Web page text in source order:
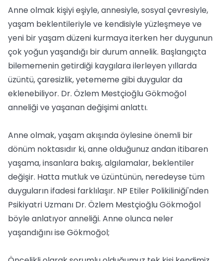
Anne olmak kişiyi eşiyle, annesiyle, sosyal çevresiyle,
yaşam beklentileriyle ve kendisiyle yüzleşmeye ve
yeni bir yaşam düzeni kurmaya iterken her duygunun
çok yoğun yaşandığı bir durum annelik. Başlangıçta
bilememenin getirdiği kaygılara ilerleyen yıllarda
üzüntü, çaresizlik, yetememe gibi duygular da
eklenebiliyor. Dr. Özlem Mestçioğlu Gökmoğol
anneliği ve yaşanan değişimi anlattı.
Anne olmak, yaşam akışında öylesine önemli bir
dönüm noktasıdır ki, anne olduğunuz andan itibaren
yaşama, insanlara bakış, algılamalar, beklentiler
değişir. Hatta mutluk ve üzüntünün, neredeyse tüm
duyguların ifadesi farklılaşır. NP Etiler Polikiliniği'nden
Psikiyatri Uzmanı Dr. Özlem Mestçioğlu Gökmoğol
böyle anlatıyor anneliği. Anne olunca neler
yaşandığını ise Gökmoğol;